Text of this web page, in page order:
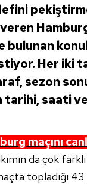
bulunan
Her iki
sezon
tarihi, saati
maçını
da çok
topladığı 43